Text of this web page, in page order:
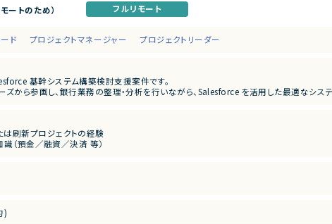
ートのため） フルリモート
ド プロジェクトマネージャー プロジェクトリーダー
基幹システム構築検討支援案件です。
ズから参画し、銀行業務の整理・分析を行いながら、Salesforce を活用した最適なシス
金／融資／決済 等）の整理・分析
行管理
は刷新プロジェクトの経験
（預金／融資／決済 等）
・折衝スキル
改善の経験
)